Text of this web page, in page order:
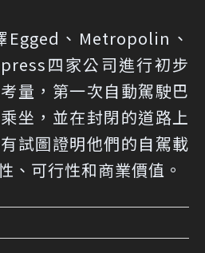
Egged、Metropolin、
四家公司進行初步
量，第一次自動駕駛巴
坐，並在封閉的道路上
試圖證明他們的自駕載
、可行性和商業價值。